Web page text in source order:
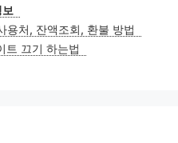
용처, 잔액조회, 환불 방법
트 끄기 하는법